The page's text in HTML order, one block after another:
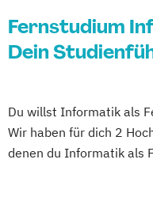
Fernstudium
Dein
Du willst Informatik als
Wir haben für dich 2
denen du Informatik als